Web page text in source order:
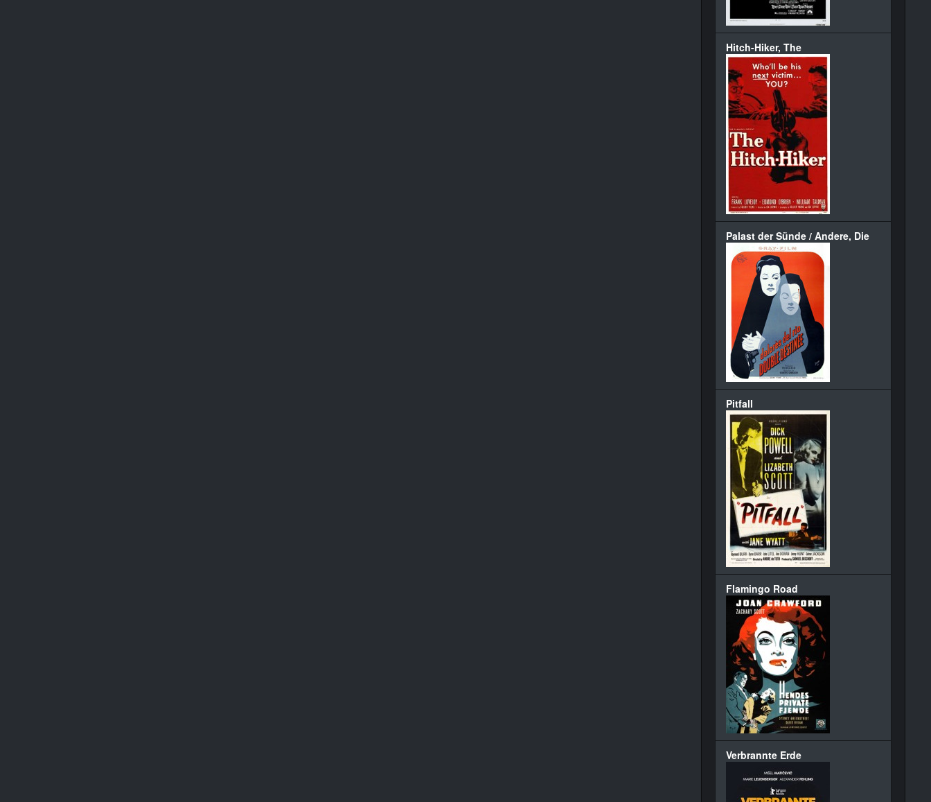
Hitch-Hiker, The
Palast der Sünde / Andere, Die
Pitfall
Flamingo Road
Verbrannte Erde